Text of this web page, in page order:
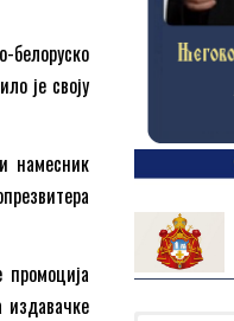
белоруско
је своју
намесник